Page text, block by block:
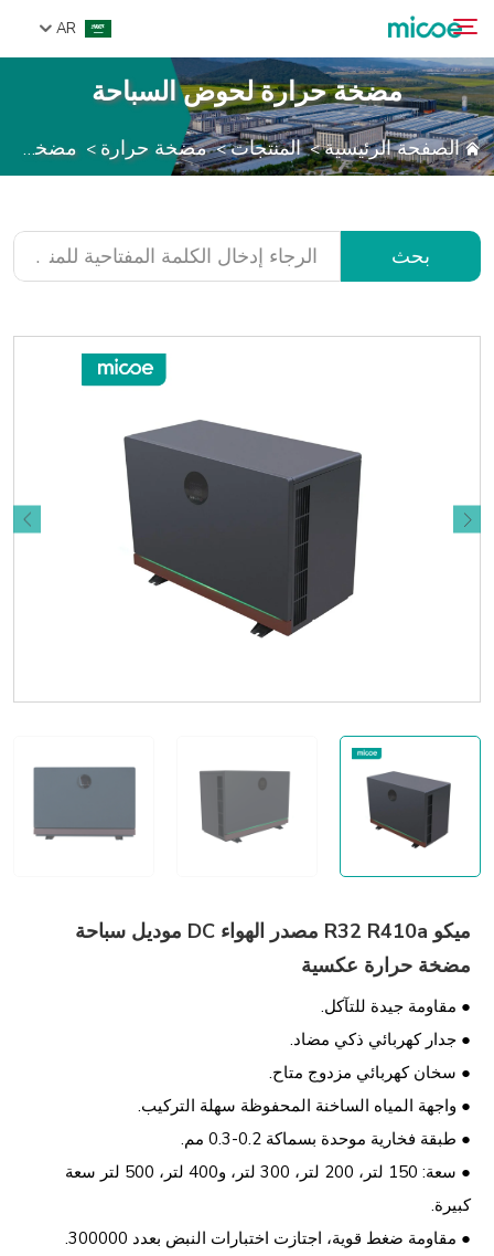
AR
من نحن
المنتجات
الدعم والخدمات
مركز الإعلام
بحث
مضخة حرارة لحوض السباحة
الصفحة الرئيسية>المنتجات>مضخة حرارة >مضخة حرارة لحوض السباحة
بحث
ميكو R32 R410a مصدر الهواء DC موديل سباحة
مضخة حرارة عكسية
● مقاومة جيدة للتآكل.
● جدار كهربائي ذكي مضاد.
● سخان كهربائي مزدوج متاح.
● واجهة المياه الساخنة المحفوظة سهلة التركيب.
● طبقة فخارية موحدة بسماكة 0.2-0.3 مم.
● سعة: 150 لتر، 200 لتر، 300 لتر، و400 لتر، 500 لتر سعة
كبيرة.
● مقاومة ضغط قوية، اجتازت اختبارات النبض بعدد 300000.